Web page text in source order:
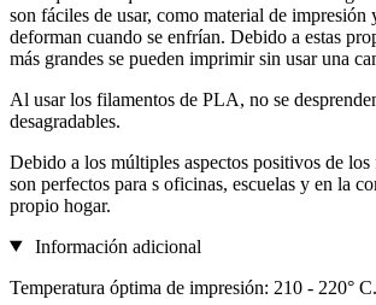
son fáciles de usar, como material de impresión
deforman cuando se enfrían. Debido a estas
más grandes se pueden imprimir sin usar una
Al usar los filamentos de PLA, no se
desagradables.
Debido a los múltiples aspectos positivos de
son perfectos para s oficinas, escuelas y en la
propio hogar.
Información adicional
Temperatura óptima de impresión: 210 - 220° C.